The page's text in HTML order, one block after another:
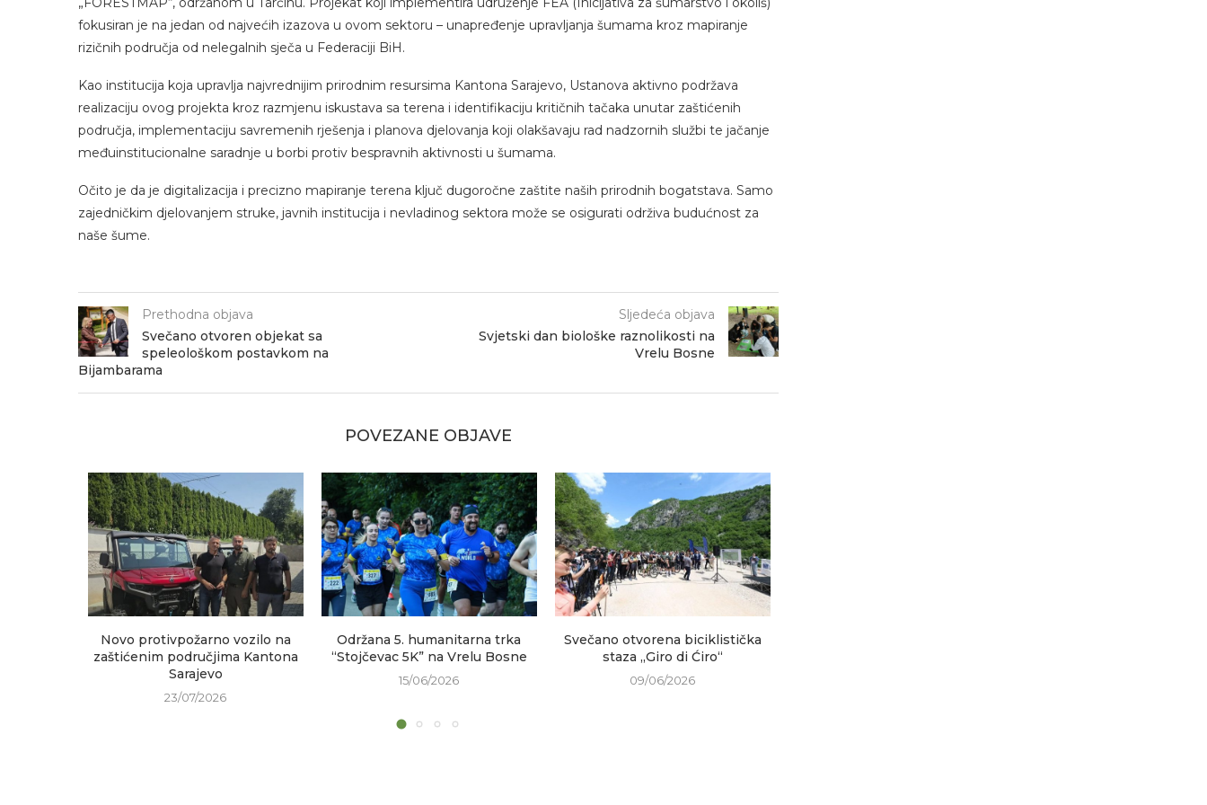
fokusiran je na jedan od najvećih izazova u ovom sektoru – unapređenje upravljanja šumama kroz mapiranje
rizičnih područja od nelegalnih sječa u Federaciji BiH.
​Kao institucija koja upravlja najvrednijim prirodnim resursima Kantona Sarajevo, Ustanova aktivno podržava
realizaciju ovog projekta kroz razmjenu iskustava sa terena i identifikaciju kritičnih tačaka unutar zaštićenih
područja, implementaciju savremenih rješenja i planova djelovanja koji olakšavaju rad nadzornih službi te jačanje
međuinstitucionalne saradnje u borbi protiv bespravnih aktivnosti u šumama.
​Očito je da je digitalizacija i precizno mapiranje terena ključ dugoročne zaštite naših prirodnih bogatstava. Samo
zajedničkim djelovanjem struke, javnih institucija i nevladinog sektora može se osigurati održiva budućnost za
naše šume.
Prethodna objava
Svečano otvoren objekat sa
speleološkom postavkom na
Bijambarama
Sljedeća objava
Svjetski dan biološke raznolikosti na
Vrelu Bosne
POVEZANE OBJAVE
Novo protivpožarno vozilo na
zaštićenim područjima Kantona
Sarajevo
23/07/2026
Održana 5. humanitarna trka
“Stojčevac 5K” na Vrelu Bosne
15/06/2026
Svečano otvorena biciklistička
staza „Giro di Ćiro“
09/06/2026